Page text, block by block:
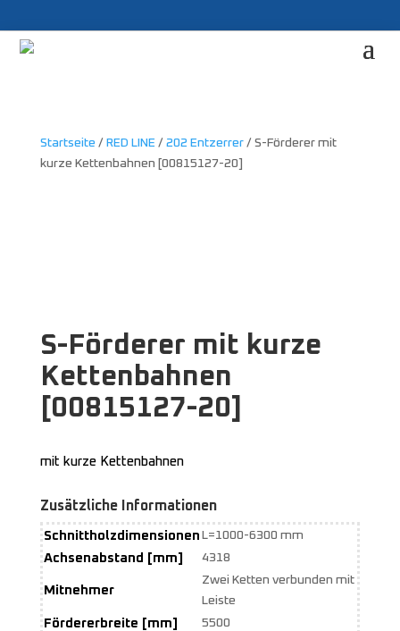
Startseite / RED LINE / 202 Entzerrer/ S-Förderer mit
kurze Kettenbahnen [00815127-20]
S-Förderer mit kurze
Kettenbahnen
[00815127-20]
mit kurze Kettenbahnen
Zusätzliche Informationen
Schnittholzdimensionen L=1000-6300 mm
Achsenabstand [mm] 4318
Mitnehmer
Zwei Ketten verbunden mit
Leiste
Fördererbreite [mm] 5500